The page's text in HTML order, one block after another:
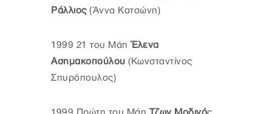
Ράλλιος(Άννα Κατσώνη)
1999 21 του Μάη Έλενα
Ασημακοπούλου (Κωνσταντίνος
Σπυρόπουλος)